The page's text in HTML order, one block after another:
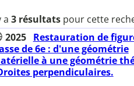
a 3 résultats pour cette
2025
Restauration de
de 6e : d'une géométrie
à une géométrie
perpendiculaires.